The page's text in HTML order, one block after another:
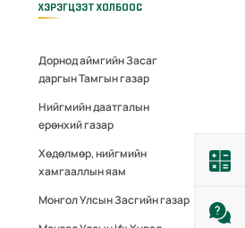
ХЭРЭГЦЭЭТ ХОЛБООС
Дорнод аймгийн Засаг
даргын Тамгын газар
Нийгмийн даатгалын
ерөнхий газар
Хөдөлмөр, нийгмийн
хамгааллын яам
Монгол Улсын Засгийн газар